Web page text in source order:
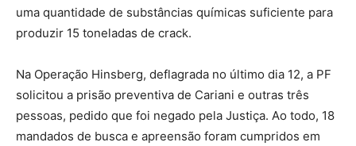
uma quantidade de substâncias químicas suficiente para
produzir 15 toneladas de crack.
Na Operação Hinsberg, deflagrada no último dia 12, a PF
solicitou a prisão preventiva de Cariani e outras três
pessoas, pedido que foi negado pela Justiça. Ao todo, 18
mandados de busca e apreensão foram cumpridos em